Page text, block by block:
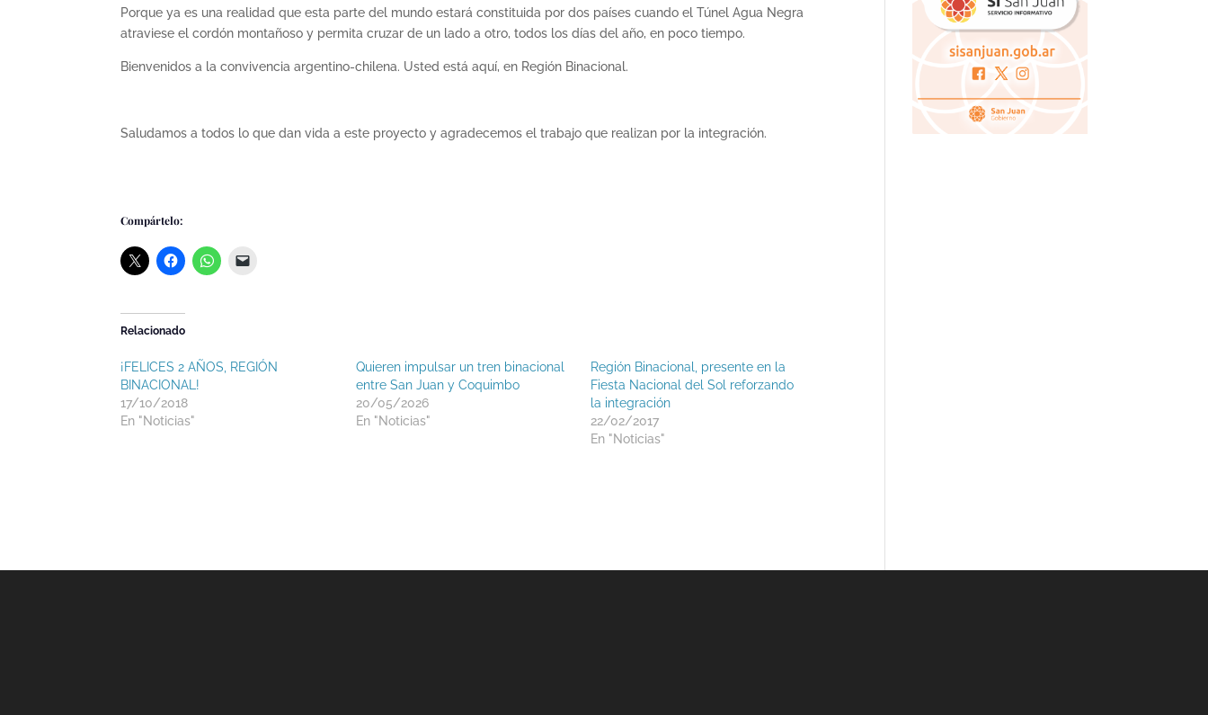
Porque ya es una realidad que esta parte del mundo estará constituida por dos países cuando el Túnel Agua Negra
atraviese el cordón montañoso y permita cruzar de un lado a otro, todos los días del año, en poco tiempo.
Bienvenidos a la convivencia argentino-chilena. Usted está aquí, en Región Binacional.
Saludamos a todos lo que dan vida a este proyecto y agradecemos el trabajo que realizan por la integración.
Compártelo:
Relacionado
¡FELICES 2 AÑOS, REGIÓN
BINACIONAL!
17/10/2018
En "Noticias"
Quieren impulsar un tren binacional
entre San Juan y Coquimbo
20/05/2026
En "Noticias"
Región Binacional, presente en la
Fiesta Nacional del Sol reforzando
la integración
22/02/2017
En "Noticias"